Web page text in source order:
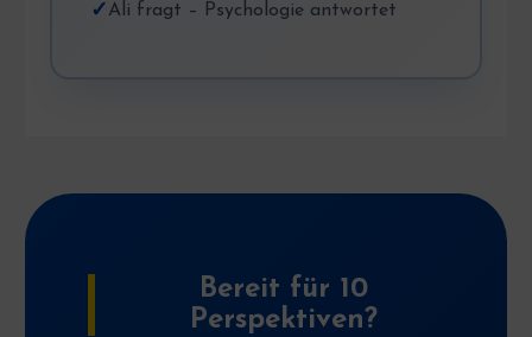
Ali fragt – Psychologie antwortet
Bereit für 10
Perspektiven?